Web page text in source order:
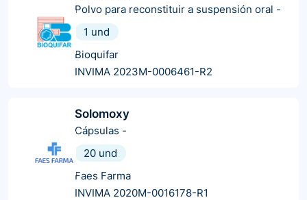
Polvo para reconstituir a suspensión oral -
1 und
Bioquifar
INVIMA 2023M-0006461-R2
Solomoxy
Cápsulas -
20 und
Faes Farma
INVIMA 2020M-0016178-R1